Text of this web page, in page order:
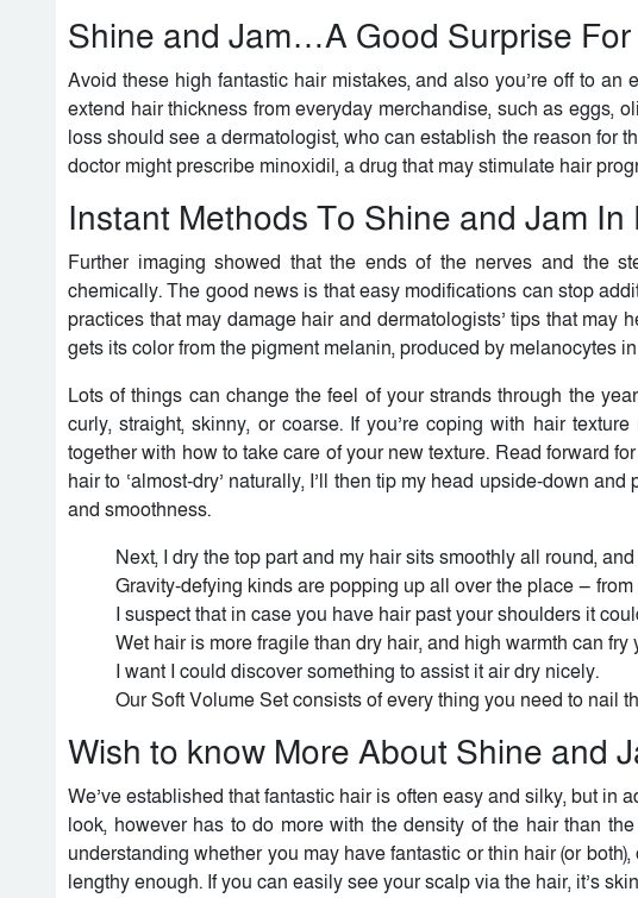
Shine and Jam…A Good Surprise For
Avoid these high fantastic hair mistakes, and also you’re off to
extend hair thickness from everyday merchandise, such as eggs,
loss should see a dermatologist, who can establish the reason for
doctor might prescribe minoxidil, a drug that may stimulate hair
Instant Methods To Shine and Jam In
Further imaging showed that the ends of the nerves and the
chemically. The good news is that easy modifications can stop
practices that may damage hair and dermatologists’ tips that
gets its color from the pigment melanin, produced by melanocytes
Lots of things can change the feel of your strands through the
curly, straight, skinny, or coarse. If you’re coping with hair
together with how to take care of your new texture. Read forward
hair to ‘almost-dry’ naturally, I’ll then tip my head upside-down
and smoothness.
Next, I dry the top part and my hair sits smoothly all round,
Gravity-defying kinds are popping up all over the place —
I suspect that in case you have hair past your shoulders it
Wet hair is more fragile than dry hair, and high warmth can
I want I could discover something to assist it air dry nicely.
Our Soft Volume Set consists of every thing you need to nail
Wish to know More About Shine and
We’ve established that fantastic hair is often easy and silky, but
look, however has to do more with the density of the hair than
understanding whether you may have fantastic or thin hair (or
lengthy enough. If you can easily see your scalp via the hair, it’s